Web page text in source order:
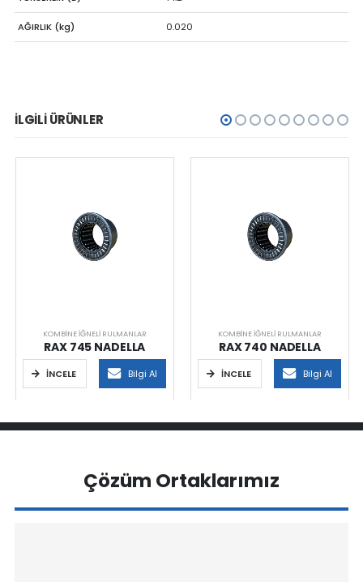
AĞIRLIK (kg) 0.020
İLGILI ÜRÜNLER
KOMBINE İĞNELI RULMANLAR
RAX 745 NADELLA
İNCELE Bilgi Al
KOMBINE İĞNELI RULMANLAR
RAX 740 NADELLA
İNCELE Bilgi Al
Çözüm Ortaklarımız